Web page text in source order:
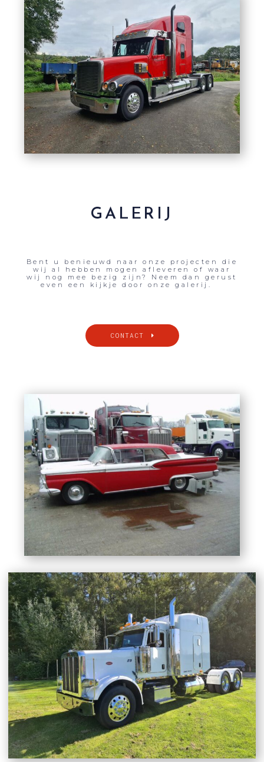
GALERIJ
Bent u benieuwd naar onze projecten die
wij al hebben mogen afleveren of waar
wij nog mee bezig zijn? Neem dan gerust
even een kijkje door onze galerij.
CONTACT